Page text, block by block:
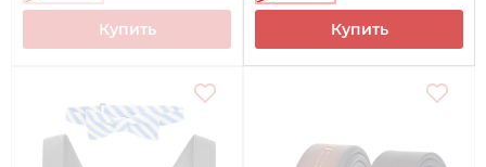
Купить Купить